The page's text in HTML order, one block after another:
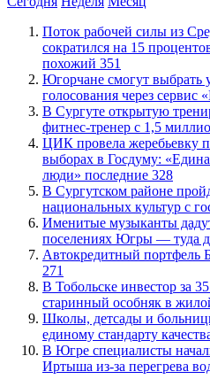
Поток рабочей силы из
сократился на 15
похожий 351
Югорчане смогут выбрать
голосования через сервис
В Сургуте открытую
фитнес-тренер с 1,5
ЦИК провела жеребьевку
выборах в Госдуму:
люди» последние 328
В Сургутском районе
национальных культур с
Именитые музыканты
поселениях Югры — туда
​Автокредитный портфель
271
В Тобольске инвестор за
старинный особняк в
Школы, детсады и
единому стандарту
В Югре специалисты
Иртыша из-за перегрева